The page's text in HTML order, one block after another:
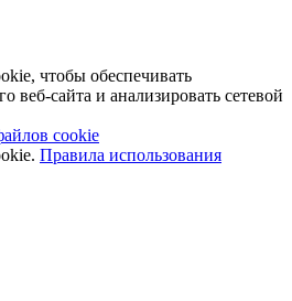
чтобы обеспечивать
веб-сайта и анализировать сетевой
cookie
Правила использования